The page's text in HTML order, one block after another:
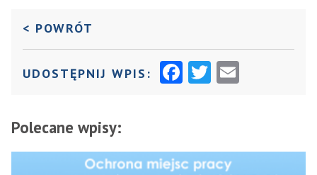
< POWRÓT
UDOSTĘPNIJ WPIS: F
B
T
T
Polecane wpisy: